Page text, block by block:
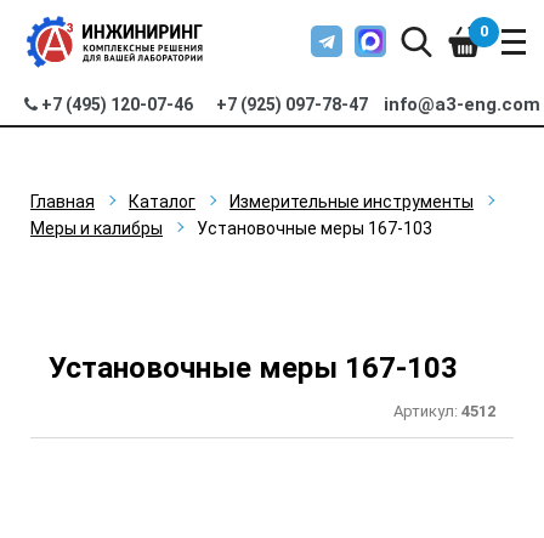
+7 (495) 120-07-46 +7 (925) 097-78-47 info@a3-eng.com
0
Главная Каталог
Измерительные инструменты
Меры и калибры
Установочные меры 167-103
Установочные меры 167-103
Артикул: 4512